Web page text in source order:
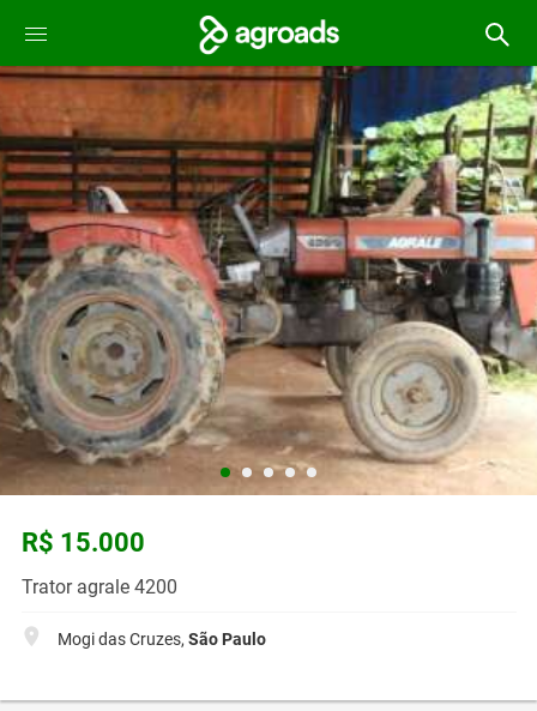
R$ 15.000
Trator agrale 4200
Mogi das Cruzes, São Paulo